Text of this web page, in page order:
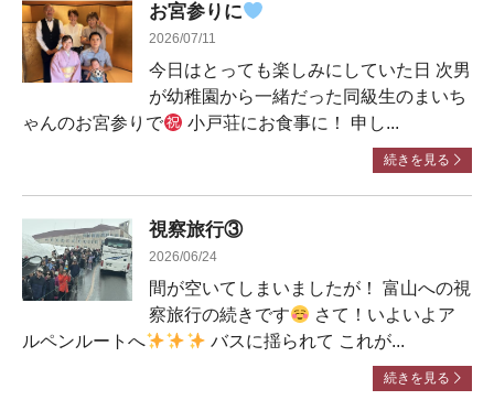
お宮参りに
2026/07/11
今日はとっても楽しみにしていた日 次男
が幼稚園から一緒だった同級生のまいち
ゃんのお宮参りで
小戸荘にお食事に！ 申し...
続きを見る
視察旅行③
2026/06/24
間が空いてしまいましたが！ 富山への視
察旅行の続きです
さて！いよいよア
ルペンルートへ
バスに揺られて これが...
続きを見る